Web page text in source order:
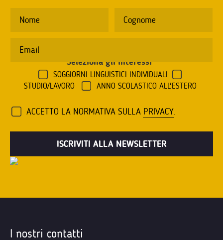
Seleziona gli interessi
SOGGIORNI LINGUISTICI INDIVIDUALI
STUDIO/LAVORO
ANNO SCOLASTICO ALL'ESTERO
ACCETTO LA NORMATIVA SULLA PRIVACY.
I nostri contatti